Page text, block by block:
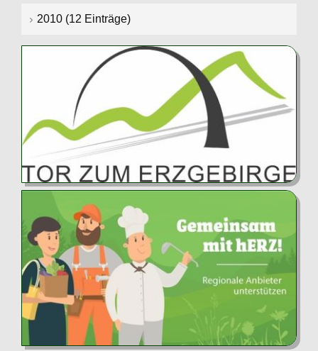
2010 (12 Einträge)